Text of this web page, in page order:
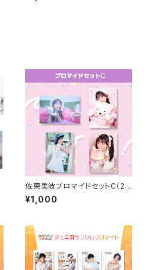
佐東美波ブロマイドセットC（20
25年4月始まりカレンダーアザ
ーカット）
¥1,000